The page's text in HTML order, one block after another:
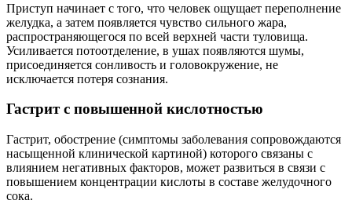
Приступ начинает с того, что человек ощущает переполнение
желудка, а затем появляется чувство сильного жара,
распространяющегося по всей верхней части туловища.
Усиливается потоотделение, в ушах появляются шумы,
присоединяется сонливость и головокружение, не
исключается потеря сознания.
Гастрит с повышенной кислотностью
Гастрит, обострение (симптомы заболевания сопровождаются
насыщенной клинической картиной) которого связаны с
влиянием негативных факторов, может развиться в связи с
повышением концентрации кислоты в составе желудочного
сока.